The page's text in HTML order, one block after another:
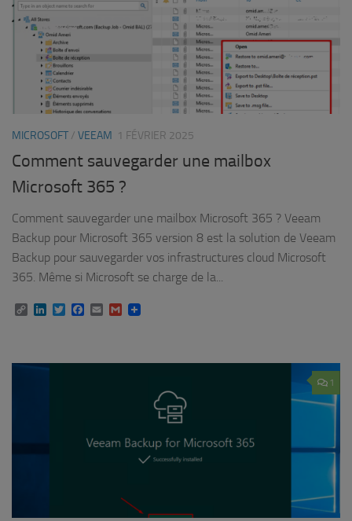
MICROSOFT / VEEAM 1 FÉVRIER 2025
Comment sauvegarder une mailbox
Microsoft 365 ?
Comment sauvegarder une mailbox Microsoft 365 ? Veeam
Backup pour Microsoft 365 version 8 est la solution de Veeam
Backup pour sauvegarder vos infrastructures cloud Microsoft
365. Même si Microsoft se charge de la...
CopyLinkedIn
TwitterFacebook
EmailGmail
1